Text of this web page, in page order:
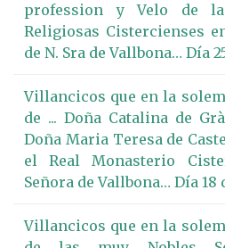
profession y Velo de
Religiosas Cistercienses
de N. Sra de Vallbona… Día
Villancicos que en la
de ... Doña Catalina de
Doña Maria Teresa de
el Real Monasterio
Señora de Vallbona… Día 18
Villancicos que en la